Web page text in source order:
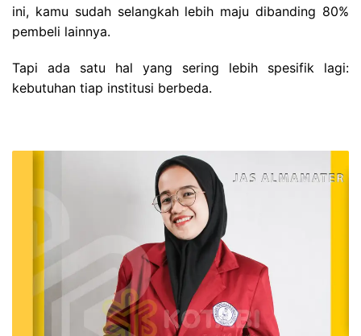
ini, kamu sudah selangkah lebih maju dibanding 80%
pembeli lainnya.
Tapi ada satu hal yang sering lebih spesifik lagi:
kebutuhan tiap institusi berbeda.